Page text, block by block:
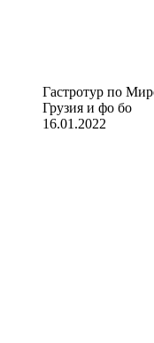
Гастротур по
Грузия и фо бо
16.01.2022